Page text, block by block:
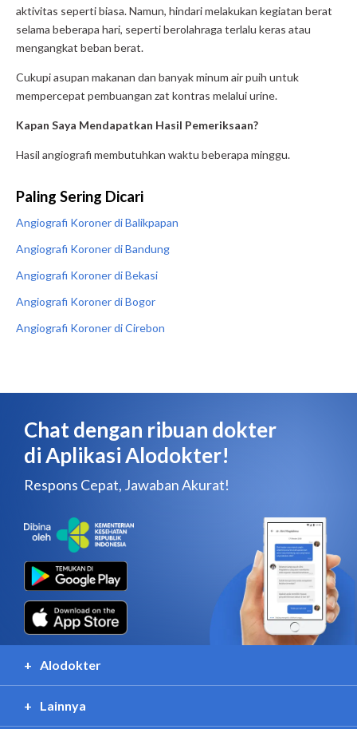
aktivitas seperti biasa. Namun, hindari melakukan kegiatan berat
selama beberapa hari, seperti berolahraga terlalu keras atau
mengangkat beban berat.
Cukupi asupan makanan dan banyak minum air puih untuk
mempercepat pembuangan zat kontras melalui urine.
Kapan Saya Mendapatkan Hasil Pemeriksaan?
Hasil angiografi membutuhkan waktu beberapa minggu.
Paling Sering Dicari
Angiografi Koroner di Balikpapan
Angiografi Koroner di Bandung
Angiografi Koroner di Bekasi
Angiografi Koroner di Bogor
Angiografi Koroner di Cirebon